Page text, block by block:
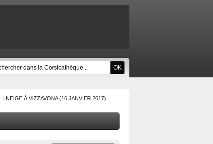
NEIGE À VIZZAVONA (16 JANVIER 2017)